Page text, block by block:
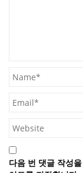
다음 번 댓글 작성